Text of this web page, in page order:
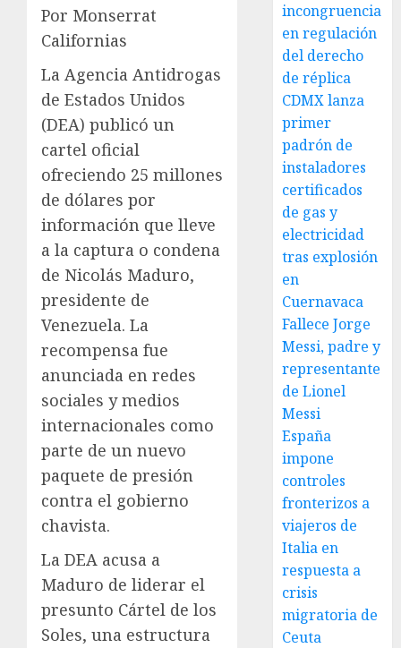
Por Monserrat
Californias
La Agencia Antidrogas
de Estados Unidos
(DEA) publicó un
cartel oficial
ofreciendo 25 millones
de dólares por
información que lleve
a la captura o condena
de Nicolás Maduro,
presidente de
Venezuela. La
recompensa fue
anunciada en redes
sociales y medios
internacionales como
parte de un nuevo
paquete de presión
contra el gobierno
chavista.
La DEA acusa a
Maduro de liderar el
presunto Cártel de los
Soles, una estructura
incongruencia
en regulación
del derecho
de réplica
CDMX lanza
primer
padrón de
instaladores
certificados
de gas y
electricidad
tras explosión
en
Cuernavaca
Fallece Jorge
Messi, padre y
representante
de Lionel
Messi
España
impone
controles
fronterizos a
viajeros de
Italia en
respuesta a
crisis
migratoria de
Ceuta